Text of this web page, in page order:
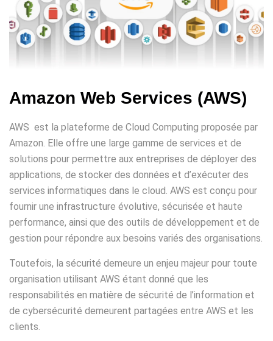
Amazon Web Services (AWS)
AWS est la plateforme de Cloud Computing proposée par
Amazon. Elle offre une large gamme de services et de
solutions pour permettre aux entreprises de déployer des
applications, de stocker des données et d’exécuter des
services informatiques dans le cloud. AWS est conçu pour
fournir une infrastructure évolutive, sécurisée et haute
performance, ainsi que des outils de développement et de
gestion pour répondre aux besoins variés des organisations.
Toutefois, la sécurité demeure un enjeu majeur pour toute
organisation utilisant AWS étant donné que les
responsabilités en matière de sécurité de l’information et
de cybersécurité demeurent partagées entre AWS et les
clients.